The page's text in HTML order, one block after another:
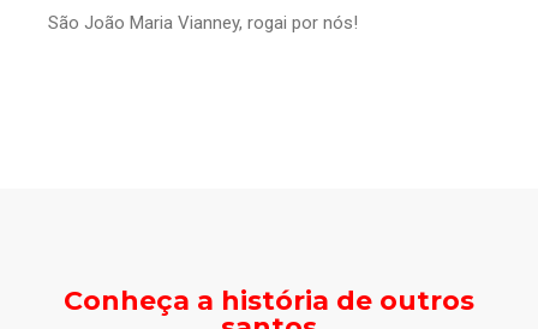
São João Maria Vianney, rogai por nós!
Conheça a história de outros